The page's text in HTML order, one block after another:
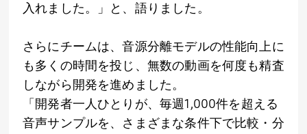
入れました。」と、語りました。
さらにチームは、音源分離モデルの性能向上に
も多くの時間を投じ、無数の動画を何度も精査
しながら開発を進めました。
「開発者一人ひとりが、毎週1,000件を超える
音声サンプルを、さまざまな条件下で比較・分